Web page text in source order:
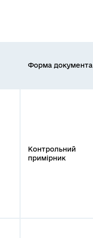
Форма документа
Контрольний
примірник